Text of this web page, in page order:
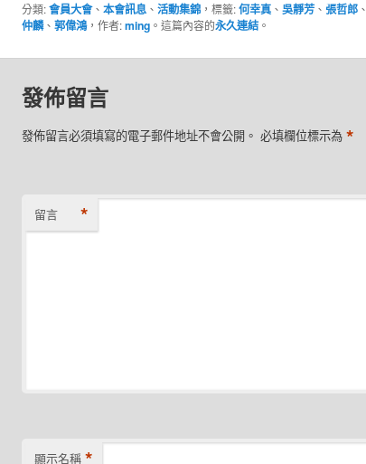
分類:會員大會、 本會訊息、 活動集錦，標籤:何幸真、 吳靜芳、 張哲郎、
仲麟、 郭偉鴻，作者:ming。這篇內容的永久連結。
發佈留言
發佈留言必須填寫的電子郵件地址不會公開。 必填欄位標示為 *
留言 *
顯示名稱